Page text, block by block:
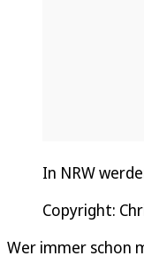
In NRW
Copyright:
Wer immer schon